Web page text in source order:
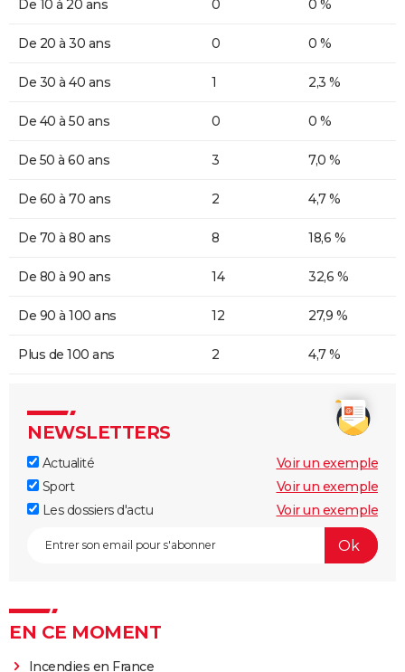
De 10 à 20 ans 0 0 %
De 20 à 30 ans 0 0 %
De 30 à 40 ans 1 2,3 %
De 40 à 50 ans 0 0 %
De 50 à 60 ans 3 7,0 %
De 60 à 70 ans 2 4,7 %
De 70 à 80 ans 8 18,6 %
De 80 à 90 ans 14 32,6 %
De 90 à 100 ans 12 27,9 %
Plus de 100 ans 2 4,7 %
NEWSLETTERS
Actualité
Voir un exemple
Sport
Voir un exemple
Les dossiers d'actu
Voir un exemple
EN CE MOMENT
Incendies en France